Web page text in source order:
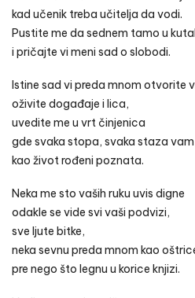
kad učenik treba učitelja da vodi.
Pustite me da sednem tamo u
i pričajte vi meni sad o slobodi.
Istine sad vi preda mnom otvorite
oživite događaje i lica,
uvedite me u vrt činjenica
gde svaka stopa, svaka staza vam
kao život rođeni poznata.
Neka me sto vaših ruku uvis digne
odakle se vide svi vaši podvizi,
sve ljute bitke,
neka sevnu preda mnom kao
pre nego što legnu u korice knjizi.